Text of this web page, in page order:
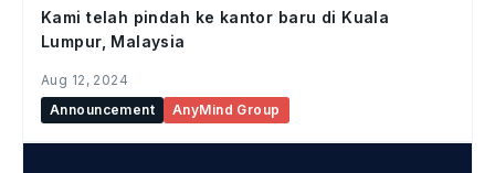
Kami telah pindah ke kantor baru di Kuala
Lumpur, Malaysia
Aug 12, 2024
Announcement
AnyMind Group